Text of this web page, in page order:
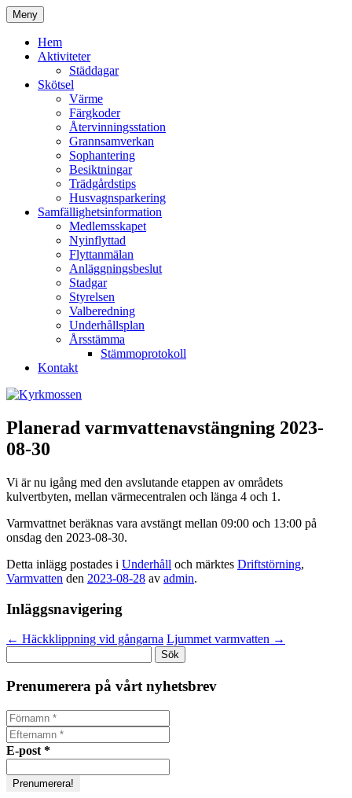
Hoppa
till
innehåll
Kyrkmossen
Meny
Hem
Aktiviteter
Städdagar
Skötsel
Värme
Färgkoder
Återvinningsstation
Grannsamverkan
Sophantering
Besiktningar
Trädgårdstips
Husvagnsparkering
Samfällighetsinformation
Medlemsskapet
Nyinflyttad
Flyttanmälan
Anläggningsbeslut
Stadgar
Styrelsen
Valberedning
Underhållsplan
Årsstämma
Stämmoprotokoll
Kontakt
Planerad varmvattenavstängning 2023-
08-30
Vi är nu igång med den avslutande etappen av områdets
kulvertbyten, mellan värmecentralen och länga 4 och 1.
Varmvattnet beräknas vara avstängt mellan 09:00 och 13:00 på
onsdag den 2023-08-30.
Detta inlägg postades i Underhåll och märktes Driftstörning,
Varmvatten den 2023-08-28 av admin.
Inläggsnavigering
← Häckklippning vid gångarna Ljummet varmvatten →
efter:
Prenumerera på vårt nyhetsbrev
E-post *